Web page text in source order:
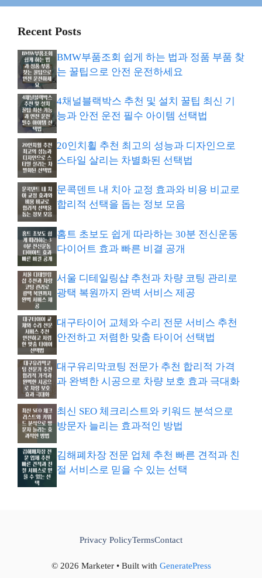
Recent Posts
BMW부품조회 쉽게 하는 법과 정품 부품 찾
는 꿀팁으로 안전 운전하세요
4채널블랙박스 추천 및 설치 꿀팁 최신 기
능과 안전 운전 필수 아이템 선택법
20인치휠 추천 최고의 성능과 디자인으로
스타일 살리는 차별화된 선택법
문콕덴트 내 치아 교정 효과와 비용 비교로
합리적 선택을 돕는 정보 모음
홈트 초보도 쉽게 따라하는 30분 전신운동
다이어트 효과 빠른 비결 공개
서울 디테일링샵 추천과 차량 코팅 관리로
광택 복원까지 완벽 서비스 제공
대구타이어 교체와 수리 전문 서비스 추천
안전하고 저렴한 맞춤 타이어 선택법
대구유리막코팅 전문가 추천 합리적 가격
과 완벽한 시공으로 차량 보호 효과 극대화
최신 SEO 체크리스트와 키워드 분석으로
방문자 늘리는 효과적인 방법
김해폐차장 전문 업체 추천 빠른 견적과 친
절 서비스로 믿을 수 있는 선택
© 2026 Marketer • Built with GeneratePress
Privacy PolicyTermsContact